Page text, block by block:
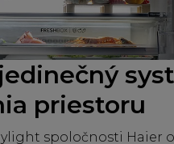
priestoru
spoločnosti Haier